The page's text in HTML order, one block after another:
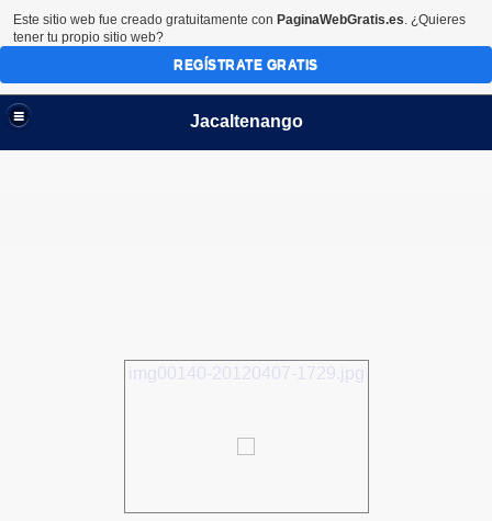
Jacaltenango
img00140-20120407-1729.jpg
Este sitio web fue creado gratuitamente con PaginaWebGratis.es. ¿Quieres
tener tu propio sitio web?
REGÍSTRATE GRATIS